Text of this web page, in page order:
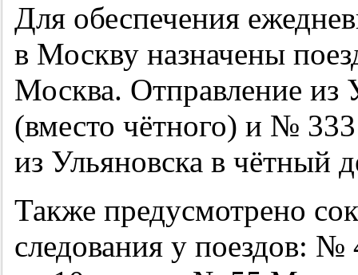
Для обеспечения
в Москву назначены
Москва. Отправление из
(вместо чётного) и №
из Ульяновска в чётный
Также предусмотрено
следования у поездов: